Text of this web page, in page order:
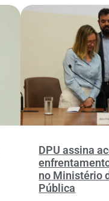
DPU assina
no Ministério
Pública